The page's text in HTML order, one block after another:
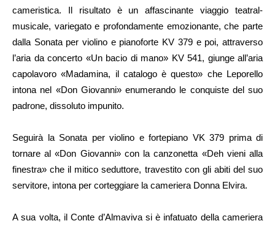
cameristica. Il risultato è un affascinante viaggio teatral-
musicale, variegato e profondamente emozionante, che parte
dalla Sonata per violino e pianoforte KV 379 e poi, attraverso
l’aria da concerto «Un bacio di mano» KV 541, giunge all’aria
capolavoro «Madamina, il catalogo è questo» che Leporello
intona nel «Don Giovanni» enumerando le conquiste del suo
padrone, dissoluto impunito.
Seguirà la Sonata per violino e fortepiano VK 379 prima di
tornare al «Don Giovanni» con la canzonetta «Deh vieni alla
finestra» che il mitico seduttore, travestito con gli abiti del suo
servitore, intona per corteggiare la cameriera Donna Elvira.
A sua volta, il Conte d’Almaviva si è infatuato della cameriera